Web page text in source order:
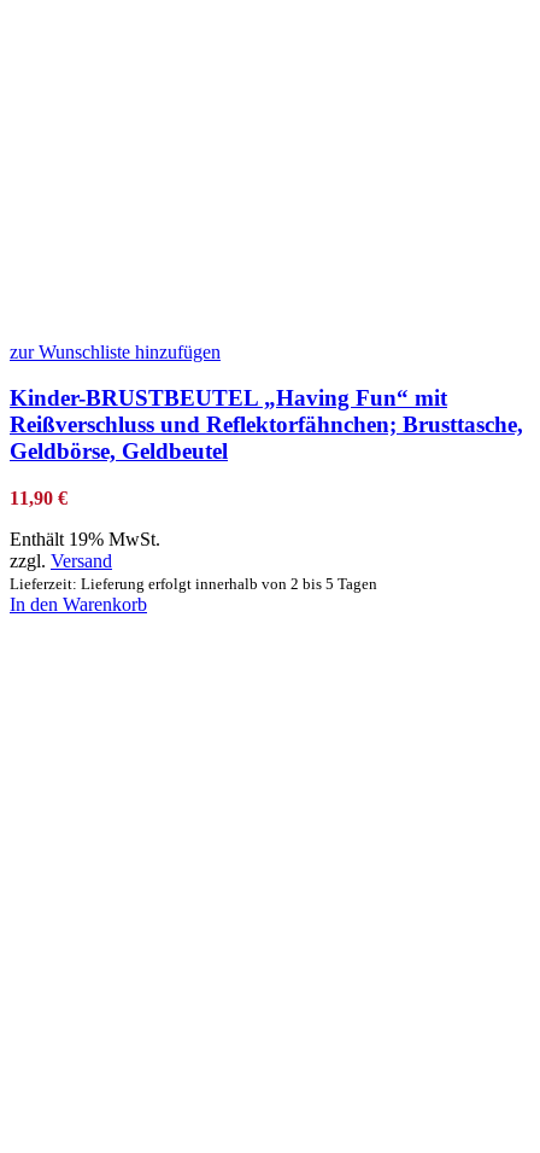
zur Wunschliste hinzufügen
Kinder-BRUSTBEUTEL „Having Fun“ mit
Reißverschluss und Reflektorfähnchen; Brusttasche,
Geldbörse, Geldbeutel
11,90 €
Enthält 19% MwSt.
zzgl. Versand
Lieferzeit: Lieferung erfolgt innerhalb von 2 bis 5 Tagen
In den Warenkorb